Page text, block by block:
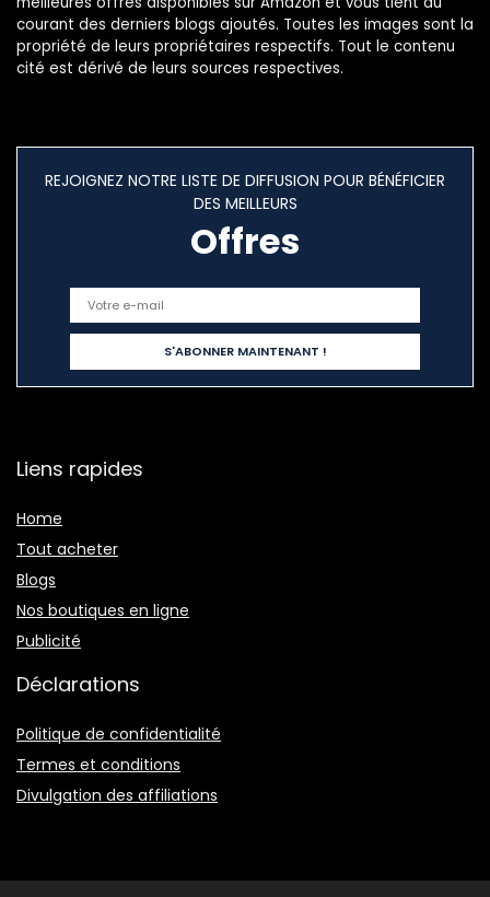
courant des derniers blogs ajoutés. Toutes les images sont la
propriété de leurs propriétaires respectifs. Tout le contenu
cité est dérivé de leurs sources respectives.
REJOIGNEZ NOTRE LISTE DE DIFFUSION POUR BÉNÉFICIER
DES MEILLEURS
Offres
Liens rapides
Home
Tout acheter
Blogs
Nos boutiques en ligne
Publicité
Déclarations
Politique de confidentialité
Termes et conditions
Divulgation des affiliations